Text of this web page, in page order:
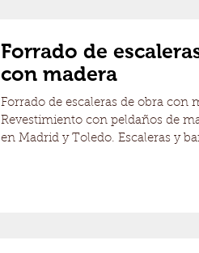
Forrado de
con madera
Forrado de escaleras de obra con
Revestimiento con peldaños de
en Madrid y Toledo. Escaleras y